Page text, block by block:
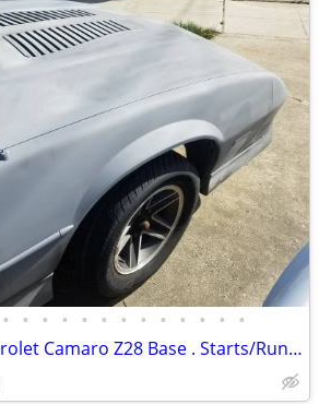
• • • • • • • • • • • • •
Classic - 1985 Chevrolet Camaro Z28 Base . Starts/Runs/Drives